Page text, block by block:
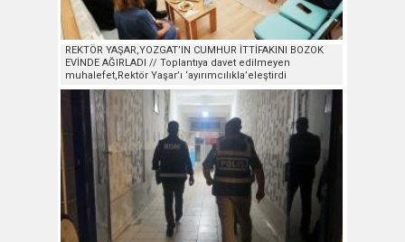
REKTÖR YAŞAR,YOZGAT’IN CUMHUR İTTİFAKINI BOZOK
EVİNDE AĞIRLADI // Toplantıya davet edilmeyen
muhalefet,Rektör Yaşar’ı ‘ayırımcılıkla’eleştirdi